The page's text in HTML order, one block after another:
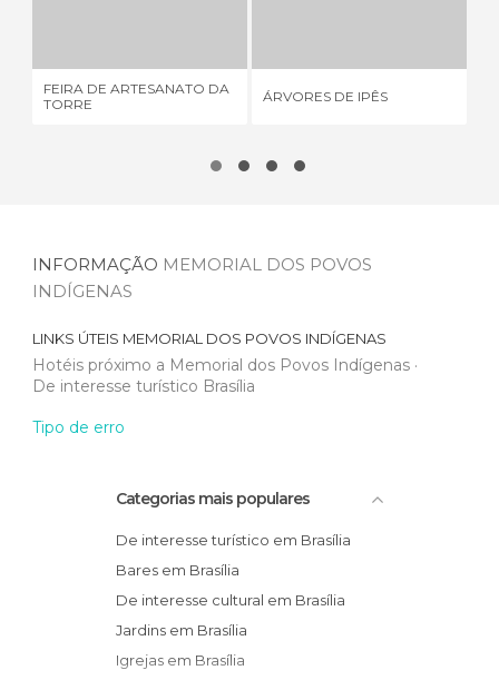
FEIRA DE ARTESANATO DA
TORRE
ÁRVORES DE IPÊS
INFORMAÇÃO MEMORIAL DOS POVOS
INDÍGENAS
LINKS ÚTEIS MEMORIAL DOS POVOS INDÍGENAS
Hotéis próximo a Memorial dos Povos Indígenas
De interesse turístico Brasília
Tipo de erro
Categorias mais populares
De interesse turístico em Brasília
Bares em Brasília
De interesse cultural em Brasília
Jardins em Brasília
Igrejas em Brasília